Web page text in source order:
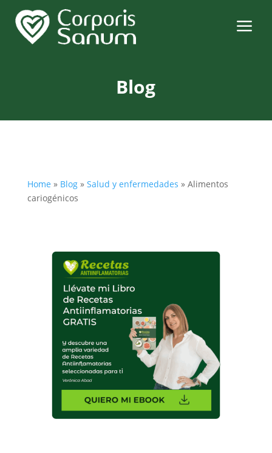
a
Blog
Home » Blog» Salud y enfermedades » Alimentos
cariogénicos